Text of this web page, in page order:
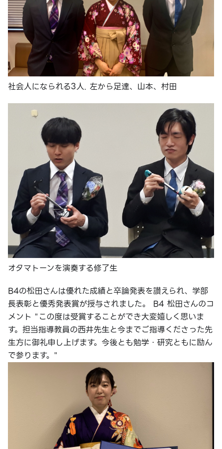
社会人になられる3人. 左から足達、山本、村田
オタマトーンを演奏する修了生
B4の松田さんは優れた成績と卒論発表を讃えられ、学部
長表彰と優秀発表賞が授与されました。 B4 松田さんのコ
メント "この度は受賞することができ大変嬉しく思いま
す。担当指導教員の西井先生と今までご指導くださった先
生方に御礼申し上げます。今後とも勉学・研究ともに励ん
で参ります。"